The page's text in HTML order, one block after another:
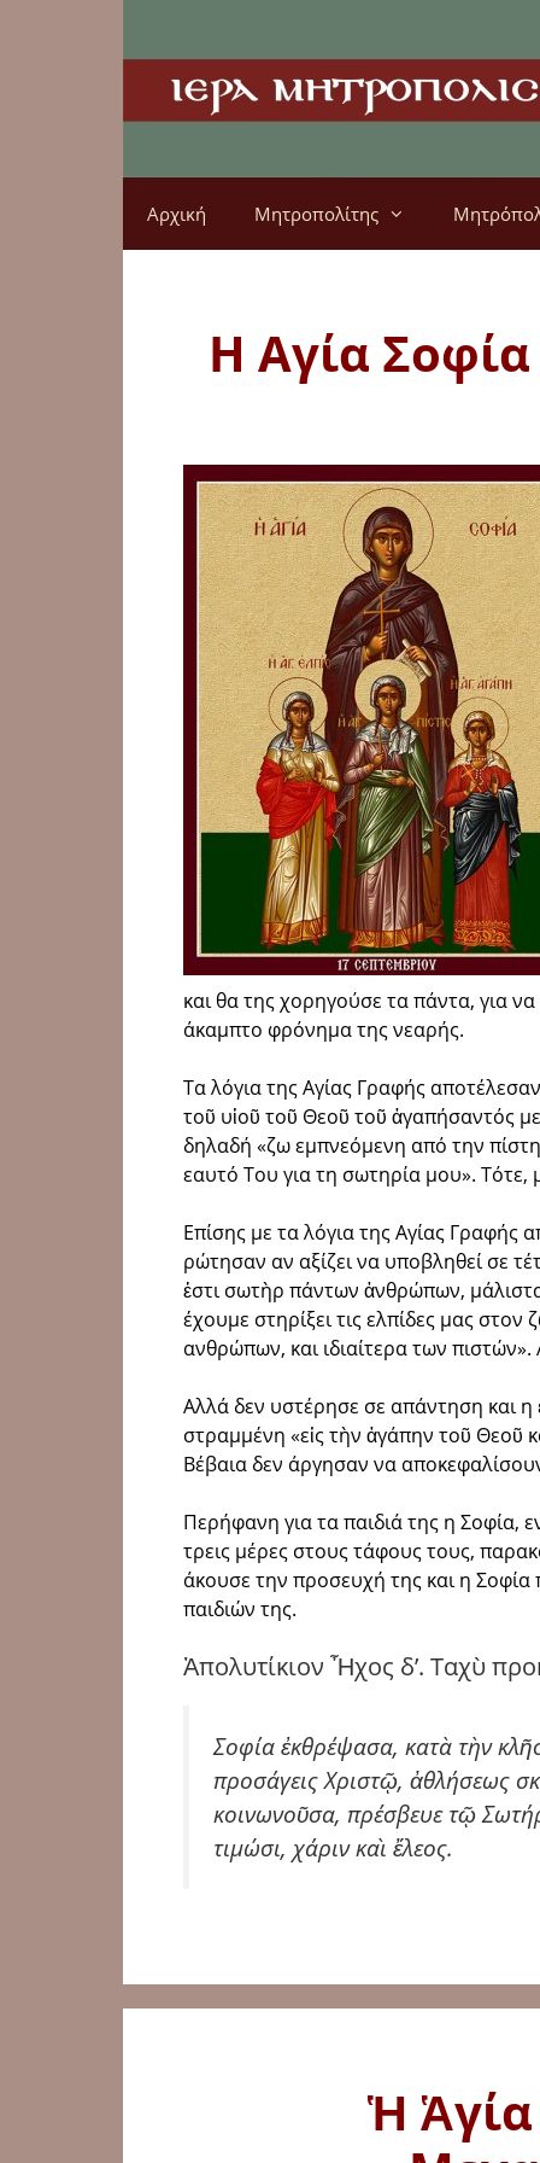
Αρχική Μητροπολίτης
Η Αγία Σοφία
και θα της χορηγούσε τα πάντα, για
άκαμπτο φρόνημα της νεαρής.
Τα λόγια της Αγίας Γραφής
τοῦ υἱοῦ τοῦ Θεοῦ τοῦ ἀγαπήσαντός
δηλαδή «ζω εμπνεόμενη από την
εαυτό Του για τη σωτηρία μου».
Επίσης με τα λόγια της Αγίας Γραφής
ρώτησαν αν αξίζει να υποβληθεί σε
ἐστι σωτὴρ πάντων ἀνθρώπων,
έχουμε στηρίξει τις ελπίδες μας
ανθρώπων, και ιδιαίτερα των
Αλλά δεν υστέρησε σε απάντηση και η
στραμμένη «εἰς τὴν ἀγάπην τοῦ Θεοῦ
Βέβαια δεν άργησαν να
Περήφανη για τα παιδιά της η Σοφία,
τρεις μέρες στους τάφους τους,
άκουσε την προσευχή της και η
παιδιών της.
Ἀπολυτίκιον Ἦχος δ’. Ταχὺ
Σοφία ἐκθρέψασα, κατὰ τὴν
προσάγεις Χριστῷ, ἀθλήσεως
κοινωνοῦσα, πρέσβευε τῷ
τιμώσι, χάριν καὶ ἔλεος.
Ἡ Ἁγία